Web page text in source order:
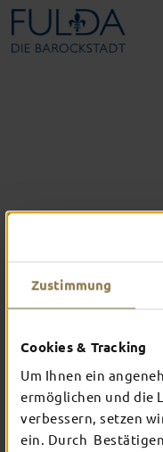
Zustimmung
Cookies & Tracking
Um Ihnen ein
ermöglichen und die
verbessern, setzen
ein. Durch
Das erlebst du
TOP-